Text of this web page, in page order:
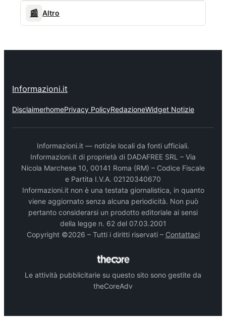
📰 Altro
Informazioni.it
DisclaimerhomePrivacy PolicyRedazioneWidget Notizie
Informazioni.it — notizie locali da fonti ufficiali.
Informazioni.it di proprietà di DADAFREE SRL – Via
Nicola Marchese 10, 00141 Roma (RM) – Codice Fiscale
e Partita I.V.A. 02120340670
Informazioni.it non è una testata giornalistica, in quanto
viene aggiornato senza alcuna periodicità. Non può
pertanto considerarsi un prodotto editoriale ai sensi
della legge n. 62 del 07.03.2001
Copyright ©2026 – Tutti i diritti riservati – Contattaci
Le attività pubblicitarie su questo sito sono gestite da
theCoreAdv